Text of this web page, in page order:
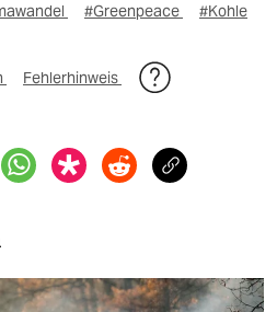
#Greenpeace #Kohle
Fehlerhinweis